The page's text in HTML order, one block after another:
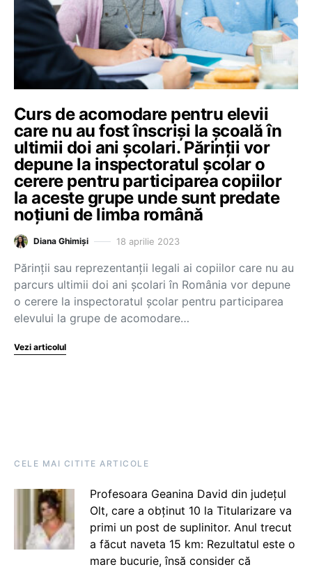
Curs de acomodare pentru elevii
care nu au fost înscriși la școală în
ultimii doi ani școlari. Părinții vor
depune la inspectoratul școlar o
cerere pentru participarea copiilor
la aceste grupe unde sunt predate
noțiuni de limba română
Diana Ghimiși 18 aprilie 2023
Părinții sau reprezentanții legali ai copiilor care nu au
parcurs ultimii doi ani școlari în România vor depune
o cerere la inspectoratul școlar pentru participarea
elevului la grupe de acomodare…
Vezi articolul
CELE MAI CITITE ARTICOLE
Profesoara Geanina David din județul
Olt, care a obținut 10 la Titularizare va
primi un post de suplinitor. Anul trecut
a făcut naveta 15 km: Rezultatul este o
mare bucurie, însă consider că